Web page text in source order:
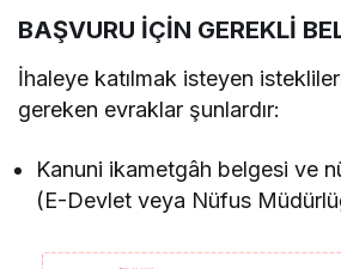
BAŞVURU İÇİN GEREKLİ
İhaleye katılmak isteyen
gereken evraklar şunlardır:
Kanuni ikametgâh belgesi ve
(E-Devlet veya Nüfus